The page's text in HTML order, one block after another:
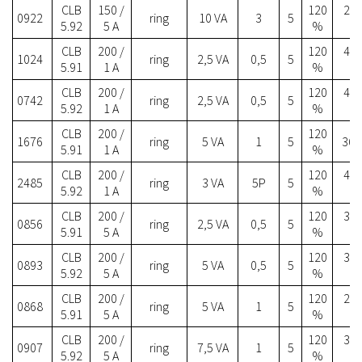
0922
CLB
5.92
150 /
5 A
ring 10 VA 3 5
120
%
1024
CLB
5.91
200 /
1 A
ring 2,5 VA 0,5 5
120
%
0742
CLB
5.92
200 /
1 A
ring 2,5 VA 0,5 5
120
%
1676
CLB
5.91
200 /
1 A
ring 5 VA 1 5
120
%
2485
CLB
5.92
200 /
1 A
ring 3 VA 5P 5
120
%
0856
CLB
5.91
200 /
5 A
ring 2,5 VA 0,5 5
120
%
0893
CLB
5.92
200 /
5 A
ring 5 VA 0,5 5
120
%
0868
CLB
5.91
200 /
5 A
ring 5 VA 1 5
120
%
0907
CLB
5.92
200 /
5 A
ring 7,5 VA 1 5
120
%